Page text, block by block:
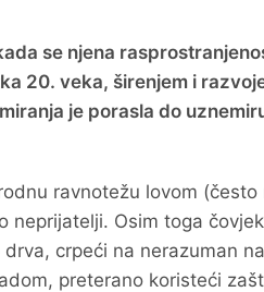
se njena
20. veka, širenjem i
je porasla do
ravnotežu lovom
neprijatelji. Osim toga
crpeći na nerazuman
preterano koristeći